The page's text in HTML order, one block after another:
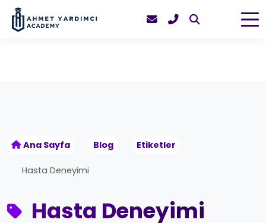
Ana Sayfa Blog Etiketler
Hasta Deneyimi
Hasta Deneyimi